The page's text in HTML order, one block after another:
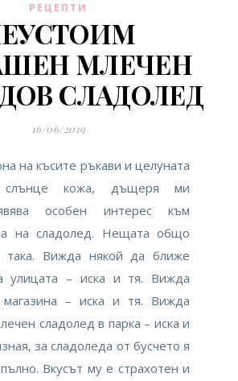
РЕЦЕПТИ
МЛЕЧЕН
СЛАДОЛЕД
16/06/2019
на късите ръкави и целуната
кожа, дъщеря ми
особен интерес към
на сладолед. Нещата общо
така. Вижда някой да ближе
улицата – иска и тя. Вижда
– иска и тя. Вижда
сладолед в парка – иска и
за сладоледа от бусчето я
Вкусът му е страхотен и